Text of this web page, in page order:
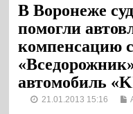
В Воронеже
помогли
компенсацию
автомобиль
21.01.2013 15:16